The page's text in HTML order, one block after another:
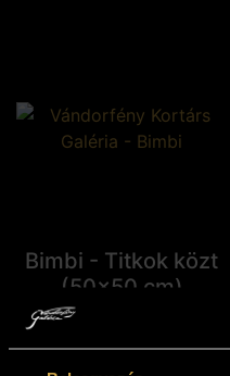
Bimbi - Titkok közt
(50x50 cm)
Kosárba teszem